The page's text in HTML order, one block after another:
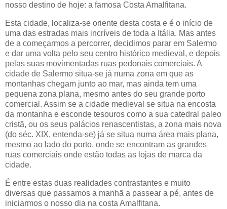
nosso destino de hoje: a famosa Costa Amalfitana.
Esta cidade, localiza-se oriente desta costa e é o início de
uma das estradas mais incríveis de toda a Itália. Mas antes
de a começarmos a percorrer, decidimos parar em Salermo
e dar uma volta pelo seu centro histórico medieval, e depois
pelas suas movimentadas ruas pedonais comerciais. A
cidade de Salermo situa-se já numa zona em que as
montanhas chegam junto ao mar, mas ainda tem uma
pequena zona plana, mesmo antes do seu grande porto
comercial. Assim se a cidade medieval se situa na encosta
da montanha e esconde tesouros como a sua catedral paleo
cristã, ou os seus palácios renascentistas, a zona mais nova
(do séc. XIX, entenda-se) já se situa numa área mais plana,
mesmo ao lado do porto, onde se encontram as grandes
ruas comerciais onde estão todas as lojas de marca da
cidade.
É entre estas duas realidades contrastantes e muito
diversas que passamos a manhã a passear a pé, antes de
iniciarmos o nosso dia na costa Amalfitana.